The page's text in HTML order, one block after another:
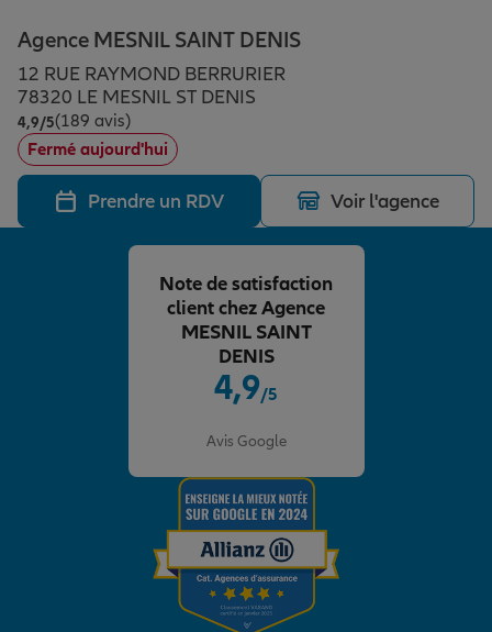
Assurance animal de compagnie
Protection juridique
Plan épargne retraite
Assurance vie
Placements financiers
Investissements immobiliers
Vos projets
Partir en vacances
Déménager
Changer de voiture
Préparer l’avenir
Conseil assurance
Garantie des accidents de la vie
Agence MESNIL SAINT DENIS
12 RUE RAYMOND BERRURIER
78320 LE MESNIL ST DENIS
4,9/5Note de 4.9 sur 5
(189 avis)
Fermé aujourd'hui
Prendre un RDV Voir l'agence
4,9/5
Avis Google
Note de satisfaction
client chez Agence
MESNIL SAINT
DENIS